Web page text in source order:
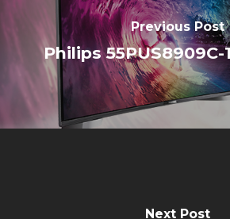
Previous Post
Philips 55PUS8909C-
Next Post